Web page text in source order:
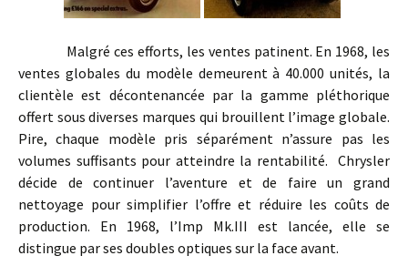
Malgré ces efforts, les ventes patinent. En 1968, les
ventes globales du modèle demeurent à 40.000 unités, la
clientèle est décontenancée par la gamme pléthorique
offert sous diverses marques qui brouillent l’image globale.
Pire, chaque modèle pris séparément n’assure pas les
volumes suffisants pour atteindre la rentabilité. Chrysler
décide de continuer l’aventure et de faire un grand
nettoyage pour simplifier l’offre et réduire les coûts de
production. En 1968, l’Imp Mk.III est lancée, elle se
distingue par ses doubles optiques sur la face avant.